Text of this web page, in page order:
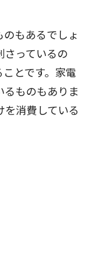
もあるでしょ
さっているの
とです。家電
るものもありま
を消費している